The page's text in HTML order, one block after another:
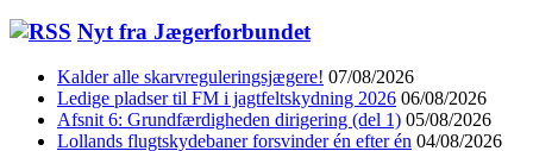
Nyt fra Jægerforbundet
Kalder alle skarvreguleringsjægere! 07/08/2026
Ledige pladser til FM i jagtfeltskydning 2026 06/08/2026
Afsnit 6: Grundfærdigheden dirigering (del 1) 05/08/2026
Lollands flugtskydebaner forsvinder én efter én 04/08/2026